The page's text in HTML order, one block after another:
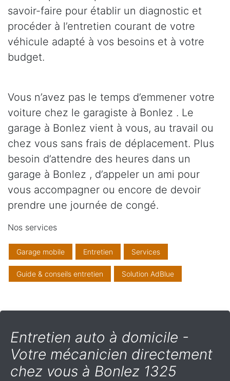
savoir-faire pour établir un diagnostic et
procéder à l’entretien courant de votre
véhicule adapté à vos besoins et à votre
budget.
Vous n’avez pas le temps d’emmener votre
voiture chez le garagiste à Bonlez . Le
garage à Bonlez vient à vous, au travail ou
chez vous sans frais de déplacement. Plus
besoin d’attendre des heures dans un
garage à Bonlez , d’appeler un ami pour
vous accompagner ou encore de devoir
prendre une journée de congé.
Nos services
Garage mobile Entretien Services
Guide & conseils entretien Solution AdBlue
Entretien auto à domicile -
Votre mécanicien directement
chez vous à Bonlez 1325